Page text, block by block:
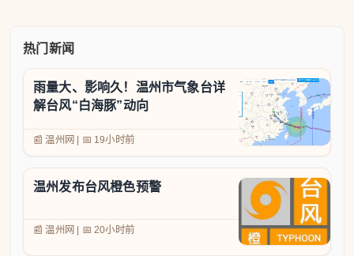
热门新闻
雨量大、影响久！温州市气象台详
解台风“白海豚”动向
📰 温州网 | 📅 19小时前
温州发布台风橙色预警
📰 温州网 📅20小时前